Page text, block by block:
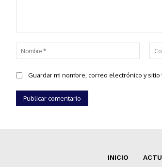
Guardar mi nombre, correo electrónico y
INICIO